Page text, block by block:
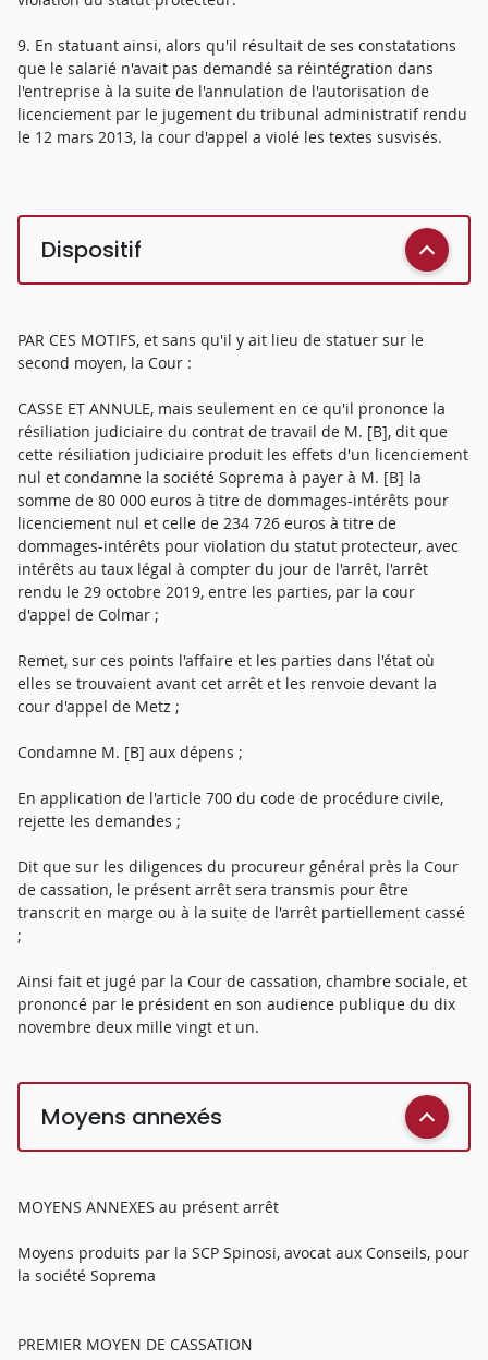
9. En statuant ainsi, alors qu'il résultait de ses constatations
que le salarié n'avait pas demandé sa réintégration dans
l'entreprise à la suite de l'annulation de l'autorisation de
licenciement par le jugement du tribunal administratif rendu
le 12 mars 2013, la cour d'appel a violé les textes susvisés.
Dispositif
PAR CES MOTIFS, et sans qu'il y ait lieu de statuer sur le
second moyen, la Cour :
CASSE ET ANNULE, mais seulement en ce qu'il prononce la
résiliation judiciaire du contrat de travail de M. [B], dit que
cette résiliation judiciaire produit les effets d'un licenciement
nul et condamne la société Soprema à payer à M. [B] la
somme de 80 000 euros à titre de dommages-intérêts pour
licenciement nul et celle de 234 726 euros à titre de
dommages-intérêts pour violation du statut protecteur, avec
intérêts au taux légal à compter du jour de l'arrêt, l'arrêt
rendu le 29 octobre 2019, entre les parties, par la cour
d'appel de Colmar ;
Remet, sur ces points l'affaire et les parties dans l'état où
elles se trouvaient avant cet arrêt et les renvoie devant la
cour d'appel de Metz ;
Condamne M. [B] aux dépens ;
En application de l'article 700 du code de procédure civile,
rejette les demandes ;
Dit que sur les diligences du procureur général près la Cour
de cassation, le présent arrêt sera transmis pour être
transcrit en marge ou à la suite de l'arrêt partiellement cassé
;
Ainsi fait et jugé par la Cour de cassation, chambre sociale, et
prononcé par le président en son audience publique du dix
novembre deux mille vingt et un.
Moyens annexés
MOYENS ANNEXES au présent arrêt
Moyens produits par la SCP Spinosi, avocat aux Conseils, pour
la société Soprema
PREMIER MOYEN DE CASSATION